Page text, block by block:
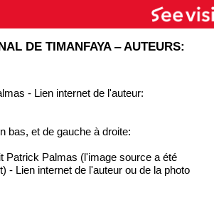
DE TIMANFAYA ‒ AUTEURS:
- Lien internet de l'auteur:
bas, et de gauche à droite:
Patrick Palmas (l'image source a été
- Lien internet de l'auteur ou de la photo